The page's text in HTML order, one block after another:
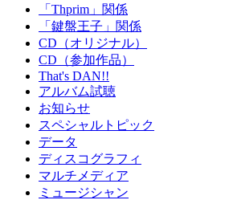
「Thprim」関係
「鍵盤王子」関係
CD（オリジナル）
CD（参加作品）
That's DAN!!
アルバム試聴
お知らせ
スペシャルトピック
データ
ディスコグラフィ
マルチメディア
ミュージシャン